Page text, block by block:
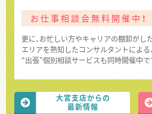
お仕事相談会無料開催中！
更に、お忙しい方やキャリアの棚卸がし
エリアを熟知したコンサルタントによる、
“出張”個別相談サービスも同時開催中で
大宮支店からの
最新情報